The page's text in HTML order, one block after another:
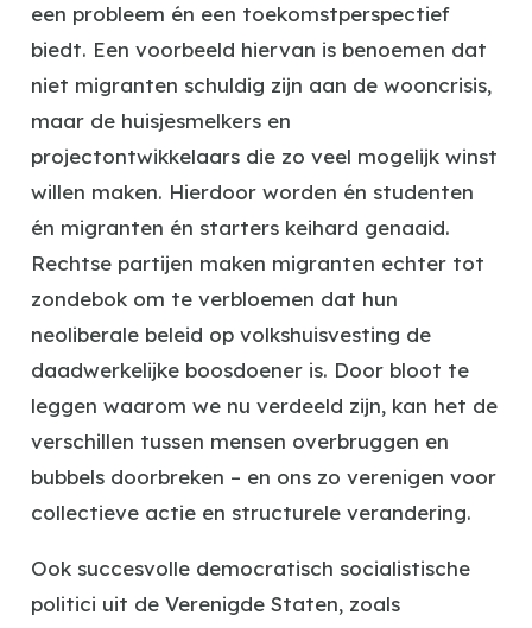
een probleem én een toekomstperspectief
biedt. Een voorbeeld hiervan is benoemen dat
niet migranten schuldig zijn aan de wooncrisis,
maar de huisjesmelkers en
projectontwikkelaars die zo veel mogelijk winst
willen maken. Hierdoor worden én studenten
én migranten én starters keihard genaaid.
Rechtse partijen maken migranten echter tot
zondebok om te verbloemen dat hun
neoliberale beleid op volkshuisvesting de
daadwerkelijke boosdoener is. Door bloot te
leggen waarom we nu verdeeld zijn, kan het de
verschillen tussen mensen overbruggen en
bubbels doorbreken – en ons zo verenigen voor
collectieve actie en structurele verandering.
Ook succesvolle democratisch socialistische
politici uit de Verenigde Staten, zoals